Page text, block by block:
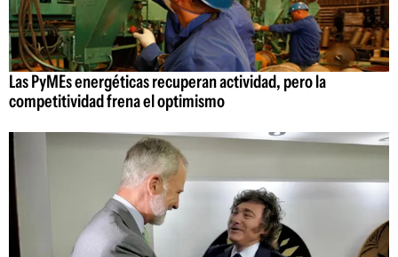
Las PyMEs energéticas recuperan actividad, pero la
competitividad frena el optimismo